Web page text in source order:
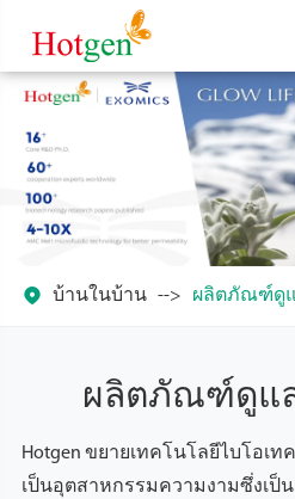
 บ้านในบ้าน ผลิตภัณฑ์ดู
ผลิตภัณฑ์ดูแ
Hotgen ขยายเทคโนโลยีไบโอเ
เป็นอุตสาหกรรมความงามซึ่งเป็